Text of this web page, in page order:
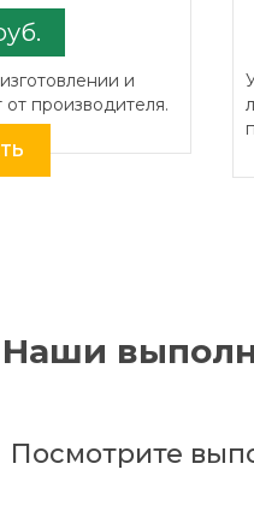
и
производителя.
Наши
Посмотрите